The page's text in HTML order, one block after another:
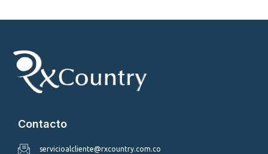
Contacto
servicioalcliente@rxcountry.com.co